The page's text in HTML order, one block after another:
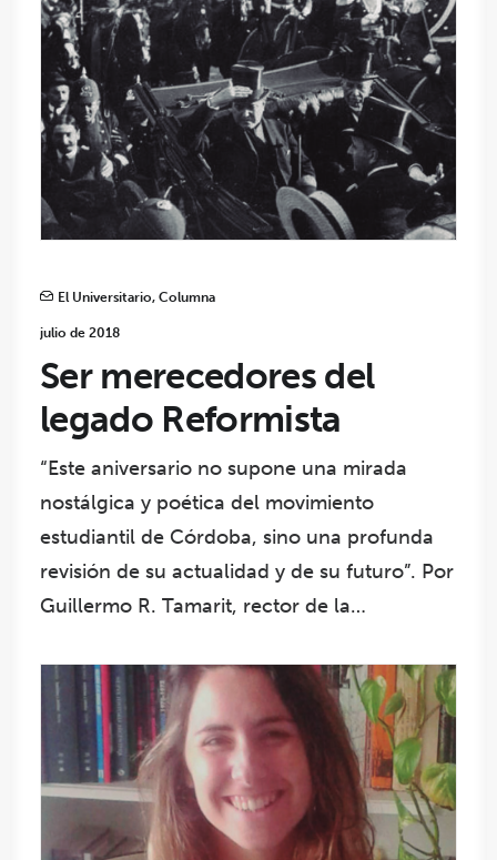
El Universitario, Columna
julio de 2018
Ser merecedores del
legado Reformista
“Este aniversario no supone una mirada
nostálgica y poética del movimiento
estudiantil de Córdoba, sino una profunda
revisión de su actualidad y de su futuro”. Por
Guillermo R. Tamarit, rector de la…